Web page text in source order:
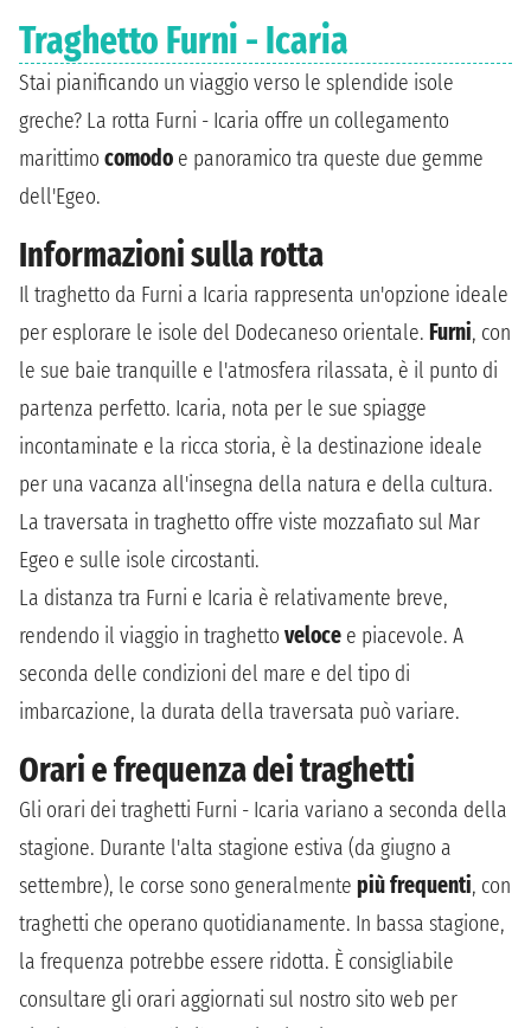
Traghetto Furni - Icaria
Stai pianificando un viaggio verso le splendide isole
greche? La rotta Furni - Icaria offre un collegamento
marittimo comodo e panoramico tra queste due gemme
dell'Egeo.
Informazioni sulla rotta
Il traghetto da Furni a Icaria rappresenta un'opzione ideale
per esplorare le isole del Dodecaneso orientale. Furni, con
le sue baie tranquille e l'atmosfera rilassata, è il punto di
partenza perfetto. Icaria, nota per le sue spiagge
incontaminate e la ricca storia, è la destinazione ideale
per una vacanza all'insegna della natura e della cultura.
La traversata in traghetto offre viste mozzafiato sul Mar
Egeo e sulle isole circostanti.
La distanza tra Furni e Icaria è relativamente breve,
rendendo il viaggio in traghetto veloce e piacevole. A
seconda delle condizioni del mare e del tipo di
imbarcazione, la durata della traversata può variare.
Orari e frequenza dei traghetti
Gli orari dei traghetti Furni - Icaria variano a seconda della
stagione. Durante l'alta stagione estiva (da giugno a
settembre), le corse sono generalmente più frequenti, con
traghetti che operano quotidianamente. In bassa stagione,
la frequenza potrebbe essere ridotta. È consigliabile
consultare gli orari aggiornati sul nostro sito web per